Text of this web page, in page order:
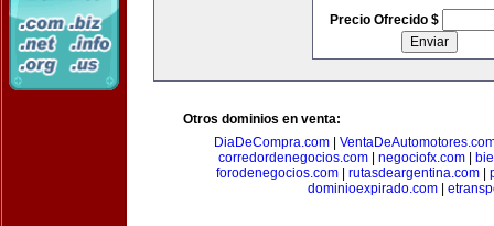
Precio Ofrecido $
Otros dominios en venta:
DiaDeCompra.com|
corredordenegocios.com
negociofx.com
forodenegocios.com| rutasdeargentina.com|
dominioexpirado.com|